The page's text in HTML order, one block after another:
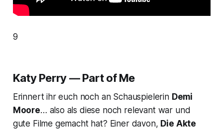
9
Katy Perry — Part of Me
Erinnert ihr euch noch an Schauspielerin Demi
Moore… also als diese noch relevant war und
gute Filme gemacht hat? Einer davon, Die Akte